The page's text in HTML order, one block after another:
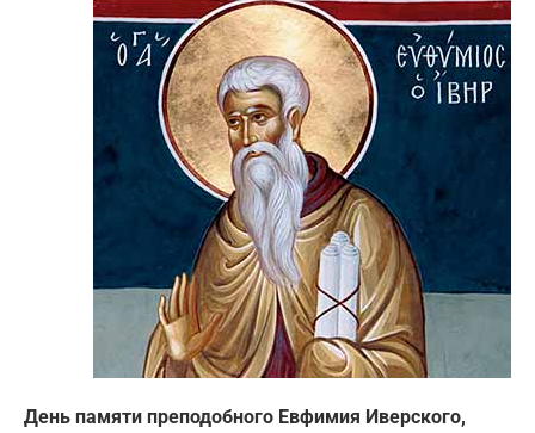
День памяти преподобного Евфимия Иверского,